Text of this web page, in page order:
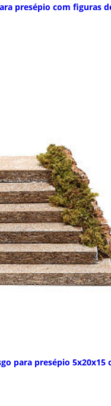
presépio com figuras
para presépio 5x20x15